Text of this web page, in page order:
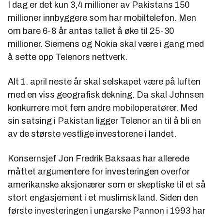
I dag er det kun 3,4 millioner av Pakistans 150
millioner innbyggere som har mobiltelefon. Men
om bare 6-8 år antas tallet å øke til 25-30
millioner. Siemens og Nokia skal være i gang med
å sette opp Telenors nettverk.
Alt 1. april neste år skal selskapet være på luften
med en viss geografisk dekning. Da skal Johnsen
konkurrere mot fem andre mobiloperatører. Med
sin satsing i Pakistan ligger Telenor an til å bli en
av de største vestlige investorene i landet.
Konsernsjef Jon Fredrik Baksaas har allerede
måttet argumentere for investeringen overfor
amerikanske aksjonærer som er skeptiske til et så
stort engasjement i et muslimsk land. Siden den
første investeringen i ungarske Pannon i 1993 har